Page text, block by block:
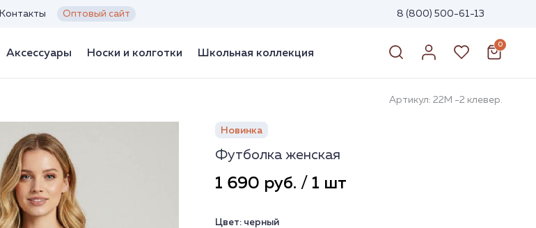
Контакты Оптовый сайт 8 (800) 500-61-13
Аксессуары Носки и колготки Школьная коллекция
0
Артикул: 22М -2 клевер.
Новинка
Футболка женская
1 690 руб. / 1 шт
Цвет: черный